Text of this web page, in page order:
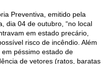
Preventiva, emitido pela
dia 04 de outubro, “no local
em estado precário,
risco de incêndio. Além
péssimo estado de
de vetores (ratos, baratas